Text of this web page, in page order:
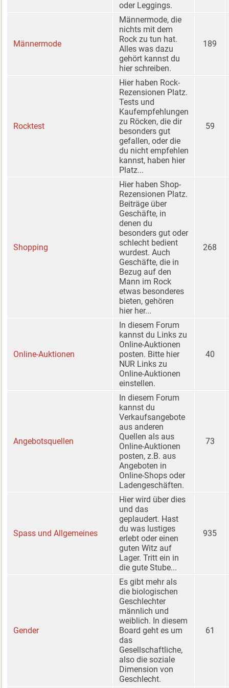
oder Leggings.
Männermode
Männermode, die
nichts mit dem
Rock zu tun hat.
Alles was dazu
gehört kannst du
hier schreiben.
189
Rocktest
Hier haben Rock-
Rezensionen Platz.
Tests und
Kaufempfehlungen
zu Röcken, die dir
besonders gut
gefallen, oder die
du nicht empfehlen
kannst, haben hier
Platz...
59
Shopping
Hier haben Shop-
Rezensionen Platz.
Beiträge über
Geschäfte, in
denen du
besonders gut oder
schlecht bedient
wurdest. Auch
Geschäfte, die in
Bezug auf den
Mann im Rock
etwas besonderes
bieten, gehören
hier her...
268
Online-Auktionen
In diesem Forum
kannst du Links zu
Online-Auktionen
posten. Bitte hier
NUR Links zu
Online-Auktionen
einstellen.
40
Angebotsquellen
In diesem Forum
kannst du
Verkaufsangebote
aus anderen
Quellen als aus
Online-Auktionen
posten, z.B. aus
Angeboten in
Online-Shops oder
Ladengeschäften.
73
Spass und Allgemeines
Hier wird über dies
und das
geplaudert. Hast
du was lustiges
erlebt oder einen
guten Witz auf
Lager. Tritt ein in
die gute Stube...
935
Gender
Es gibt mehr als
die biologischen
Geschlechter
männlich und
weiblich. In diesem
Board geht es um
das
Gesellschaftliche,
also die soziale
Dimension von
Geschlecht.
61